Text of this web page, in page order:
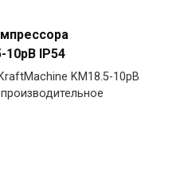
10рВ IP54
KM18.5-10рВ